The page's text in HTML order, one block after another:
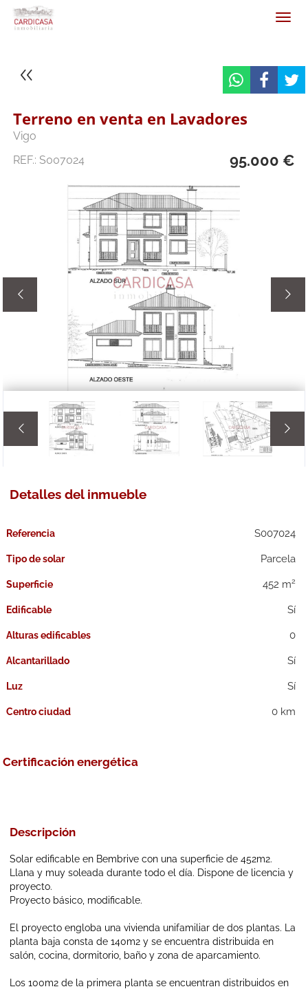
Terreno en venta en Lavadores
Vigo
REF.: S007024
95.000 €


 
Detalles del inmueble
Referencia S007024
Tipo de solar Parcela
Superficie 452 m2
Edificable
Alturas edificables 0
Alcantarillado
Luz
Centro ciudad 0 km
Certificación energética
Descripción
Solar edificable en Bembrive con una superficie de 452m2.
Llana y muy soleada durante todo el día. Dispone de licencia y
proyecto.
Proyecto básico, modificable.
El proyecto engloba una vivienda unifamiliar de dos plantas. La
planta baja consta de 140m2 y se encuentra distribuida en
salón, cocina, dormitorio, baño y zona de aparcamiento.
Los 100m2 de la primera planta se encuentran distribuidos en